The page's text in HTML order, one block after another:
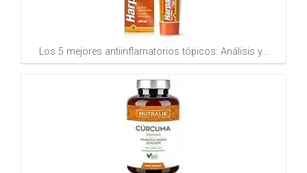
Los 5 mejores antiinflamatorios tópicos: Análisis y…